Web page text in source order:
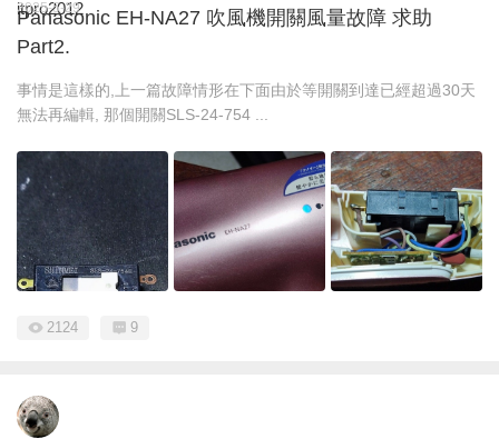
itpro2012
2025-5-29
Panasonic EH-NA27 吹風機開關風量故障 求助
Part2.
事情是這樣的,上一篇故障情形在下面由於等開關到達已經超過30天
無法再編輯, 那個開關SLS-24-754 ...
2124 9